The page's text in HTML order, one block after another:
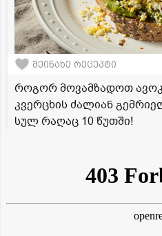
შეინახე რეცეპტი
როგორ მოვამზადოთ
კვერცხის ძალიან
სულ რაღაც 10 წუთში!